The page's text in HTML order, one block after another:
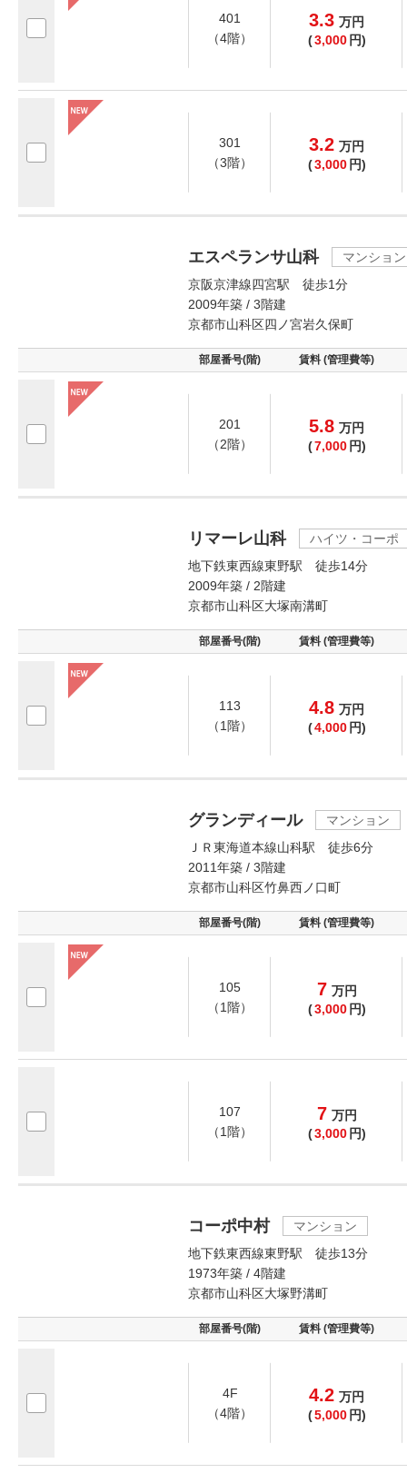
401
（4階）
3.3 万円
(3,000 円)
301
（3階）
3.2 万円
(3,000 円)
エスペランサ山科
マンション
京阪京津線四宮駅 徒歩1分
2009年築 / 3階建
京都市山科区四ノ宮岩久保町
部屋番号(階) 賃料 (管理費等)
201
（2階）
5.8 万円
(7,000 円)
リマーレ山科
ハイツ・コーポ
地下鉄東西線東野駅 徒歩14分
2009年築 / 2階建
京都市山科区大塚南溝町
部屋番号(階) 賃料 (管理費等)
113
（1階）
4.8 万円
(4,000 円)
グランディール
マンション
ＪＲ東海道本線山科駅 徒歩6分
2011年築 / 3階建
京都市山科区竹鼻西ノ口町
部屋番号(階) 賃料 (管理費等)
105
（1階）
7 万円
(3,000 円)
107
（1階）
7 万円
(3,000 円)
コーポ中村
マンション
地下鉄東西線東野駅 徒歩13分
1973年築 / 4階建
京都市山科区大塚野溝町
部屋番号(階) 賃料 (管理費等)
4F
（4階）
4.2 万円
(5,000 円)